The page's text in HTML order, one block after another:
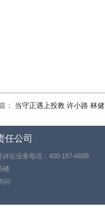
： 当守正遇上投教 许小路 林
任公司
讼业务电话：400-187-6699
楼
问